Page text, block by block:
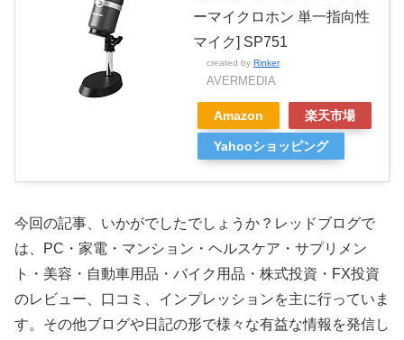
ーマイクロホン 単一指向性
マイク] SP751
created by Rinker
AVERMEDIA
Amazon 楽天市場
Yahooショッピング
今回の記事、いかがでしたでしょうか？レッドブログで
は、PC・家電・マンション・ヘルスケア・サプリメン
ト・美容・自動車用品・バイク用品・株式投資・FX投資
のレビュー、口コミ、インプレッションを主に行っていま
す。その他ブログや日記の形で様々な有益な情報を発信し